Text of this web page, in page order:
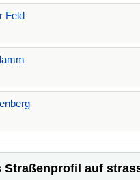
Feld
Straßenprofil auf